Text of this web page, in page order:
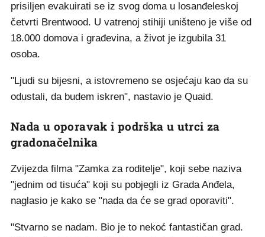
prisiljen evakuirati se iz svog doma u losanđeleskoj
četvrti Brentwood. U vatrenoj stihiji uništeno je više od
18.000 domova i građevina, a život je izgubila 31
osoba.
"Ljudi su bijesni, a istovremeno se osjećaju kao da su
odustali, da budem iskren", nastavio je Quaid.
Nada u oporavak i podrška u utrci za
gradonačelnika
Zvijezda filma "Zamka za roditelje", koji sebe naziva
"jednim od tisuća" koji su pobjegli iz Grada Anđela,
naglasio je kako se "nada da će se grad oporaviti".
"Stvarno se nadam. Bio je to nekoć fantastičan grad.